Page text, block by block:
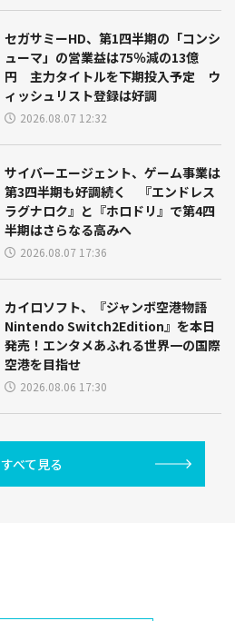
セガサミーHD、第1四半期の「コンシ
ューマ」の営業益は75％減の13億
円 主力タイトルを下期投入予定 ウ
ィッシュリスト登録は好調
2026.08.07 12:32
サイバーエージェント、ゲーム事業は
第3四半期も好調続く 『エンドレス
ラグナロク』と『ホロドリ』で第4四
半期はさらなる高みへ
2026.08.07 17:36
カイロソフト、『ジャンボ空港物語
Nintendo Switch2Edition』を本日
発売！エンタメあふれる世界一の国際
空港を目指せ
2026.08.06 17:30
すべて見る